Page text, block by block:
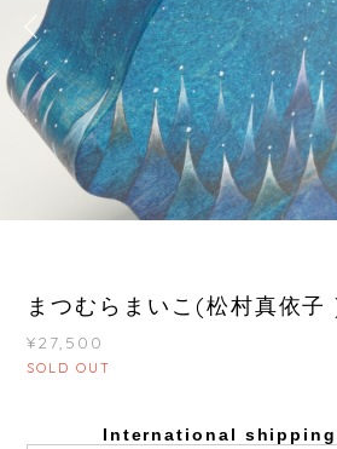
まつむらまいこ(松村真依
¥27,500
SOLD OUT
International